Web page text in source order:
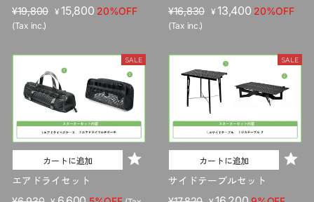
販
売
格
¥19,800 セ
価
格
¥ 15,800 20%OFF
(Tax inc.)
販
売
格
¥16,830 セ
価
¥ 13,400 20%OFF
(Tax inc.)
SALE
カートに追加
エアドライセット
SALE
カートに追加
サイドテーブルセット